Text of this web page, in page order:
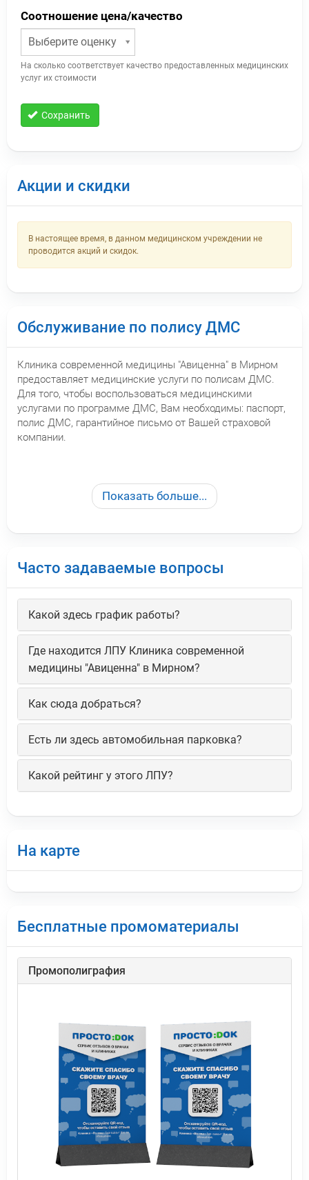
Соотношение цена/качество
Выберите оценку
На сколько соответствует качество предоставленных медицинских
услуг их стоимости
Сохранить
Акции и скидки
В настоящее время, в данном медицинском учреждении не
проводится акций и скидок.
Обслуживание по полису ДМС
Клиника современной медицины "Авиценна" в Мирном
предоставляет медицинские услуги по полисам ДМС.
Для того, чтобы воспользоваться медицинскими
услугами по программе ДМС, Вам необходимы: паспорт,
полис ДМС, гарантийное письмо от Вашей страховой
компании.
Показать больше...
Часто задаваемые вопросы
Какой здесь график работы?
Где находится ЛПУ Клиника современной
медицины "Авиценна" в Мирном?
Как сюда добраться?
Есть ли здесь автомобильная парковка?
Какой рейтинг у этого ЛПУ?
На карте
Бесплатные промоматериалы
Промополиграфия